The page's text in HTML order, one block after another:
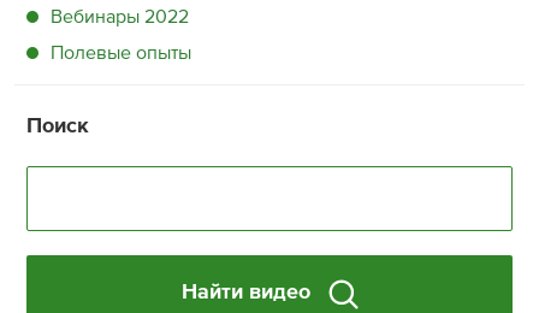
Вебинары 2022
Полевые опыты
Поиск
Найти видео